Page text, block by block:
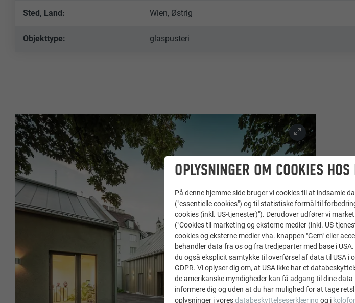
Sted, Land: Wien, Østrig
Objekttype: glaspusteri
OPLYSNINGER OM COOKIES HOS
På denne hjemme side bruger vi cookies til at indsamle
("essentielle cookies") og til statistiske formål til
cookies (inkl. US-tjenester)"). Derudover udfører vi
("Cookies til marketing og eksterne medier (inkl. US-
cookies og eksterne medier vha. knappen "Gem" eller
behandler data fra os og fra tredjeparter med base i
du også eksplicit samtykke til overførsel af data til USA i
GDPR. Vi oplyser dig om, at USA ikke har et
de amerikanske myndigheder kan få adgang til dine
informere dig og uden at du har mulighed for at tage
oplysninger i voresdatabeskyttelseserklæring og i